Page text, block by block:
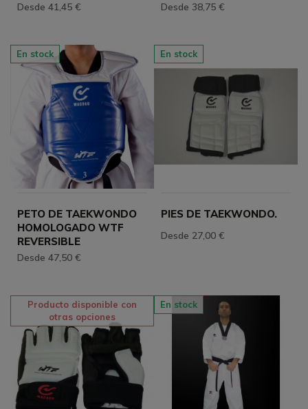
Desde 41,45 € Desde 38,75 €
En stock
PETO DE TAEKWONDO
HOMOLOGADO WTF
REVERSIBLE
Desde 47,50 €
En stock
PIES DE TAEKWONDO.
Desde 27,00 €
Producto disponible con
otras opciones
En stock